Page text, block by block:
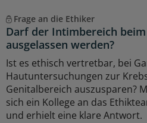
Frage an die Ethiker
Darf der Intimbereich
ausgelassen werden?
Ist es ethisch vertretbar, bei
Hautuntersuchungen zur
Genitalbereich auszusparen?
sich ein Kollege an das
und erhielt eine klare Antwort.